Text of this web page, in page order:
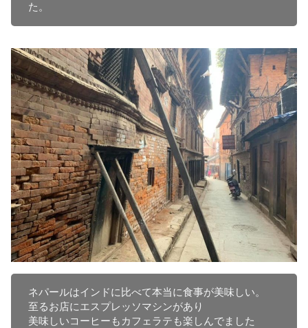
た。
ネパールはインドに比べて本当に食事が美味しい。
至るお店にエスプレッソマシンがあり
美味しいコーヒーもカフェラテも楽しんでました